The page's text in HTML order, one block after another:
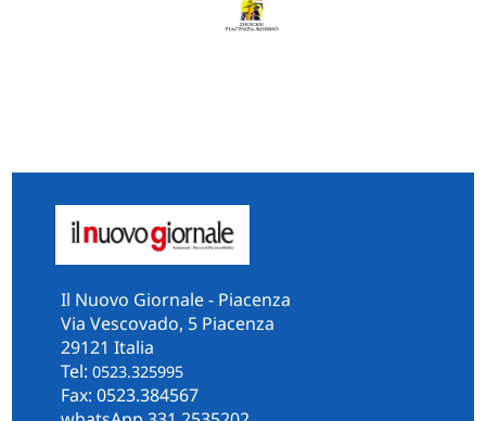
Il Nuovo Giornale - Piacenza
Via Vescovado, 5 Piacenza
29121 Italia
Tel: 0523.325995
Fax: 0523.384567